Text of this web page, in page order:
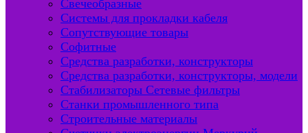
Свечеобразные
Системы для прокладки кабеля
Сопутствующие товары
Софитные
Средства разработки, конструкторы
Средства разработки, конструкторы, модели
Стабилизаторы Сетевые фильтры
Станки промышленного типа
Строительные материалы